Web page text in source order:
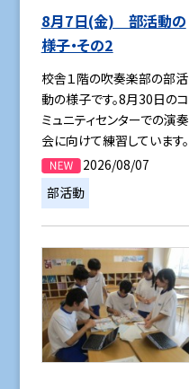
8月7日(金) 部活動の
様子・その2
校舎１階の吹奏楽部の部活
動の様子です。8月30日のコ
ミュニティセンターでの演奏
会に向けて練習しています。
2026/08/07
部活動